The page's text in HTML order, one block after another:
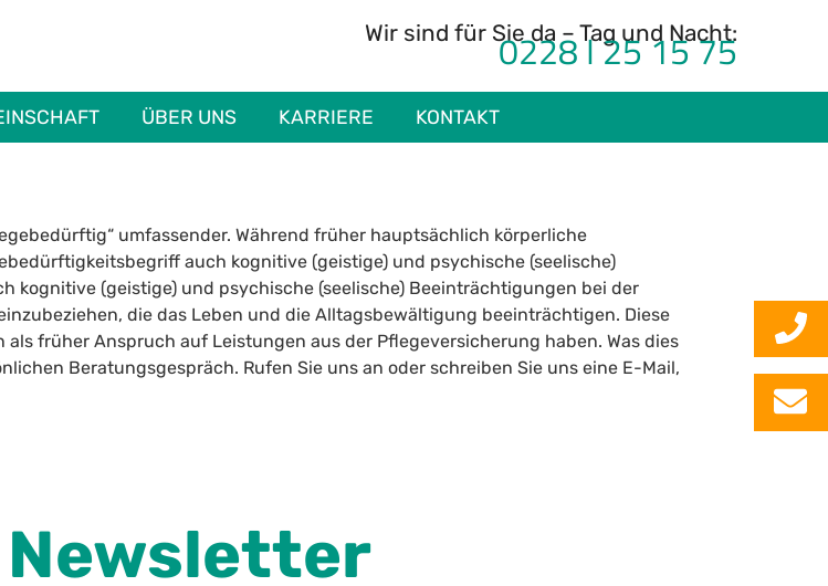
Wir sind für Sie da – Tag und Nacht:
0228 I 25 15 75
ÜBER UNS KARRIERE KONTAKT
umfassender. Während früher hauptsächlich körperliche
auch kognitive (geistige) und psychische (seelische)
kognitive (geistige) und psychische (seelische) Beeinträchtigungen bei der
die das Leben und die Alltagsbewältigung beeinträchtigen. Diese
früher Anspruch auf Leistungen aus der Pflegeversicherung haben. Was dies
Beratungsgespräch. Rufen Sie uns an oder schreiben Sie uns eine E-Mail,
Newsletter